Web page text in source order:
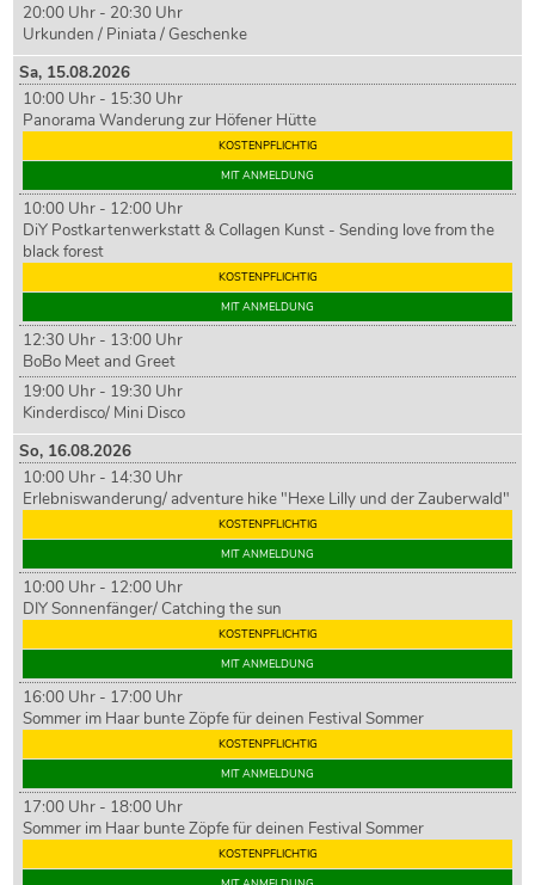
20:00 Uhr - 20:30 Uhr
Urkunden / Piniata / Geschenke
Sa, 15.08.2026
10:00 Uhr - 15:30 Uhr
Panorama Wanderung zur Höfener Hütte
KOSTENPFLICHTIG
MIT ANMELDUNG
10:00 Uhr - 12:00 Uhr
DiY Postkartenwerkstatt & Collagen Kunst - Sending love from the
black forest
KOSTENPFLICHTIG
MIT ANMELDUNG
12:30 Uhr - 13:00 Uhr
BoBo Meet and Greet
19:00 Uhr - 19:30 Uhr
Kinderdisco/ Mini Disco
So, 16.08.2026
10:00 Uhr - 14:30 Uhr
Erlebniswanderung/ adventure hike "Hexe Lilly und der Zauberwald"
KOSTENPFLICHTIG
MIT ANMELDUNG
10:00 Uhr - 12:00 Uhr
DIY Sonnenfänger/ Catching the sun
KOSTENPFLICHTIG
MIT ANMELDUNG
16:00 Uhr - 17:00 Uhr
Sommer im Haar bunte Zöpfe für deinen Festival Sommer
KOSTENPFLICHTIG
MIT ANMELDUNG
17:00 Uhr - 18:00 Uhr
Sommer im Haar bunte Zöpfe für deinen Festival Sommer
KOSTENPFLICHTIG